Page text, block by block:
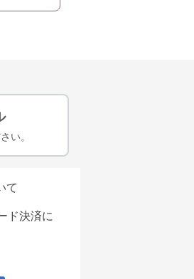
い。
て
ド決済に